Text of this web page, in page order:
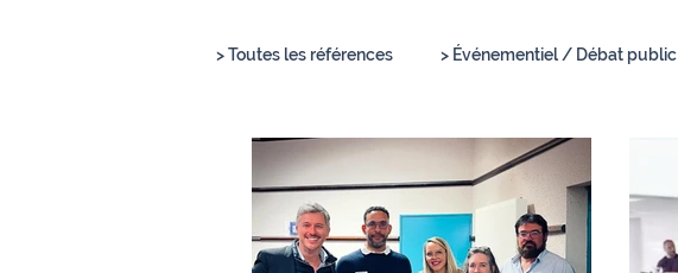
> Toutes les références > Événementiel / Débat public